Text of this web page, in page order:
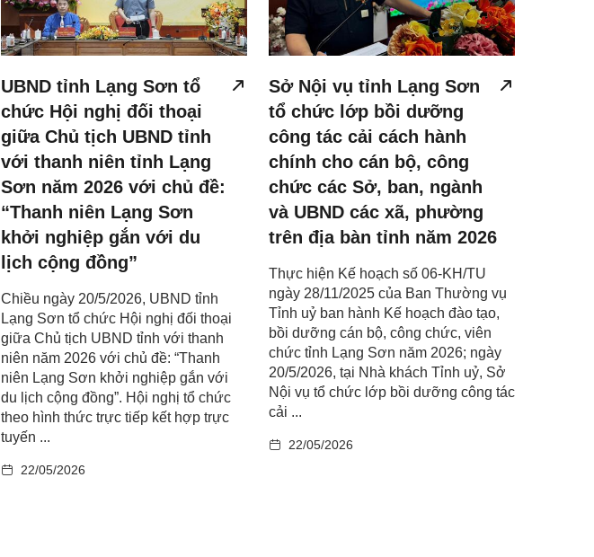
UBND tỉnh Lạng Sơn tổ
chức Hội nghị đối thoại
giữa Chủ tịch UBND tỉnh
với thanh niên tỉnh Lạng
Sơn năm 2026 với chủ đề:
“Thanh niên Lạng Sơn
khởi nghiệp gắn với du
lịch cộng đồng”
Chiều ngày 20/5/2026, UBND tỉnh
Lạng Sơn tổ chức Hội nghị đối thoại
giữa Chủ tịch UBND tỉnh với thanh
niên năm 2026 với chủ đề: “Thanh
niên Lạng Sơn khởi nghiệp gắn với
du lịch cộng đồng”. Hội nghị tổ chức
theo hình thức trực tiếp kết hợp trực
tuyến ...
22/05/2026
Sở Nội vụ tỉnh Lạng Sơn
tổ chức lớp bồi dưỡng
công tác cải cách hành
chính cho cán bộ, công
chức các Sở, ban, ngành
và UBND các xã, phường
trên địa bàn tỉnh năm 2026
Thực hiện Kế hoạch số 06-KH/TU
ngày 28/11/2025 của Ban Thường vụ
Tỉnh uỷ ban hành Kế hoạch đào tạo,
bồi dưỡng cán bộ, công chức, viên
chức tỉnh Lạng Sơn năm 2026; ngày
20/5/2026, tại Nhà khách Tỉnh uỷ, Sở
Nội vụ tổ chức lớp bồi dưỡng công tác
cải ...
22/05/2026